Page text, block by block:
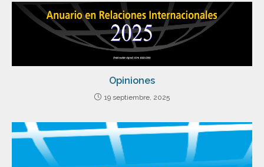
Opiniones
19 septiembre, 2025